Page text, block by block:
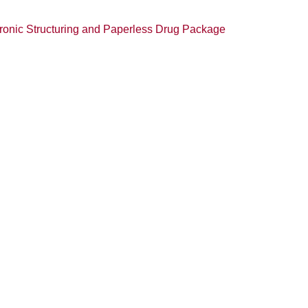
Structuring and Paperless Drug Package